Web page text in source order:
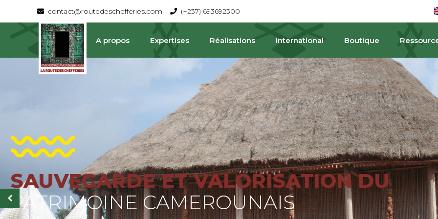
contact@routedeschefferies.com (+237) 693692300
A propos Expertises Réalisations International Boutique
SAUVEGARDE ET VALORISATION DU
La Route Des Chefferies